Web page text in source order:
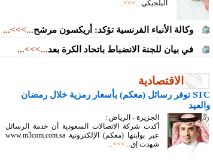
البلجيكي...>>>...
وكالة الأنباء الفرنسية تؤكد: أريكسون مرشح...>>>...
في بيان للجنة الانضباط باتحاد الكرة بعد...>>>...
الاقتصادية
STC توفر رسائل (معكم) بأسعار رمزية خلال رمضان
والعيد
الجزيرة - الرياض :
أكدت شركة الاتصالات السعودية أن خدمة الرسائل
عبر بوابتها (معكم) الإلكترونية www.m3com.com.sa
شهدت إق...>>>...